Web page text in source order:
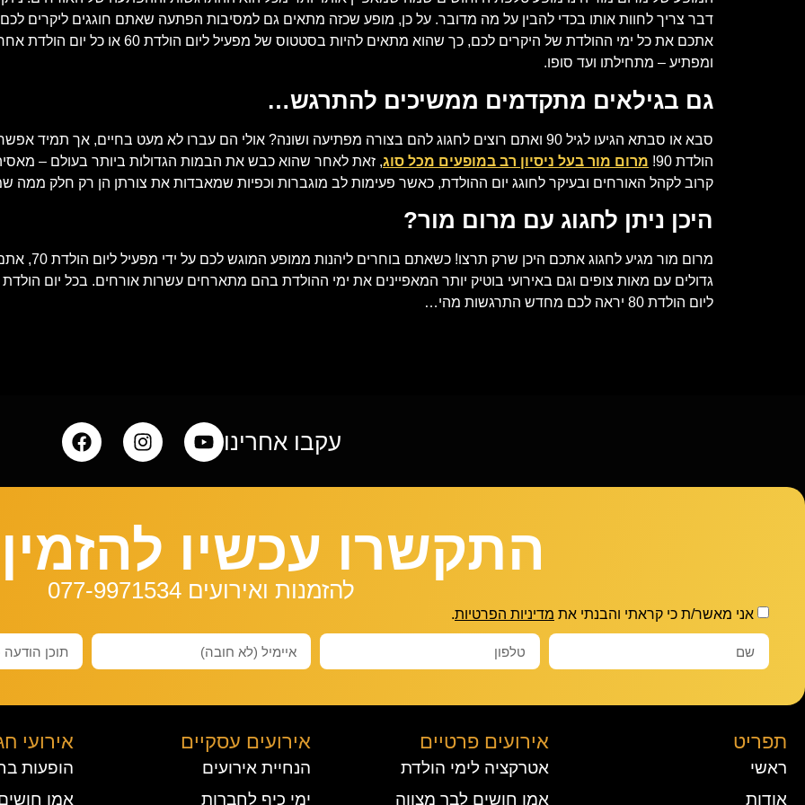
דבר צריך לחוות אותו בכדי להבין על מה מדובר. על כן, מופע שכזה מתאים גם למסיבות הפתעה שאתם חוגגים ליקרים
אתכם את כל ימי ההולדת של היקרים לכם, כך
ומפתיע – מתחילתו ועד סופו.
גם בגילאים מתקדמים ממשיכים להתרגש…
סבא או סבתא הגיעו לגיל 90 ואתם רוצים לחגוג להם בצורה מפתיעה ושונה? אולי הם עברו לא מעט בחיים,
הולדת 90!
מרום מור בעל ניסיון רב במופעים מכל סוג, זאת לאחר שהוא כבש את הבמות הגדולות ביותר בעולם –
קרוב לקהל האורחים ובעיקר לחוגג יום ההולדת, כאשר פעימות לב מוגברות וכפיות שמאבדות את צורתן הן רק חלק ממה
היכן ניתן לחגוג עם מרום מור?
מרום מור
ליום הולדת 80 יראה לכם מחדש התרגשות מהי…
עקבו אחרינו
התקשרו עכשיו
להזמנות ואירועים 077-9971534
אני מאשר/ת כי קראתי והבנתי את מדיניות הפרטיות.
תפריט
ראשי
אודות
אירועים פרטיים
אטרקציה לימי הולדת
אמן חושים לבר מצווה
אירועים עסקיים
הנחיית אירועים
ימי כיף לחברות
אירועי
הופעות
אמן